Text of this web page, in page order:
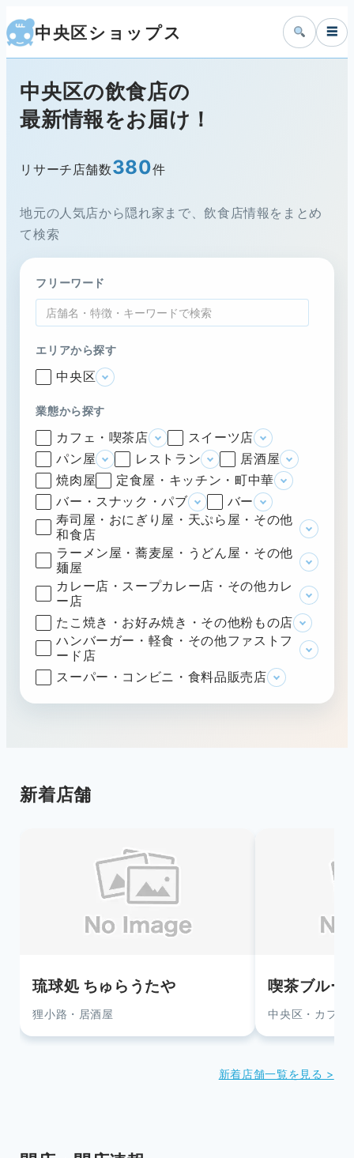
中央区ショップス ☰
中央区の飲食店の
最新情報をお届け！
リサーチ店舗数380件
地元の人気店から隠れ家まで、飲食店情報をまとめ
て検索
フリーワード
エリアから探す
中央区
業態から探す
カフェ・喫茶店
スイーツ店
パン屋
レストラン
居酒屋
焼肉屋
定食屋・キッチン・町中華
バー・スナック・パブ
バー
寿司屋・おにぎり屋・天ぷら屋・その他
和食店
ラーメン屋・蕎麦屋・うどん屋・その他
麺屋
カレー店・スープカレー店・その他カレ
ー店
たこ焼き・お好み焼き・その他粉もの店
ハンバーガー・軽食・その他ファストフ
ード店
スーパー・コンビニ・食料品販売店
新着店舗
琉球処 ちゅらうたや
狸小路・居酒屋
喫茶ブルー
中央区・カフェ
新着店舗一覧を見る >